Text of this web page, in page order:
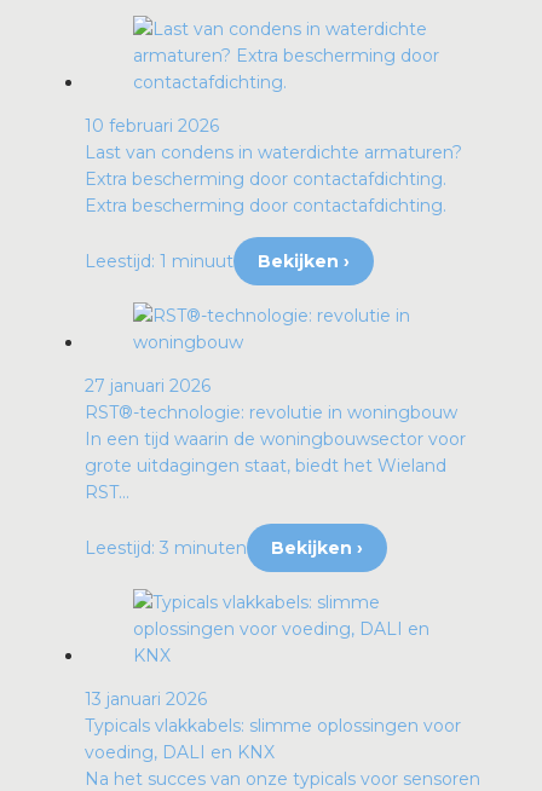
10 februari 2026
Last van condens in waterdichte armaturen?
Extra bescherming door contactafdichting.
Extra bescherming door contactafdichting.
Leestijd: 1 minuut Bekijken ›
27 januari 2026
RST®-technologie: revolutie in woningbouw
In een tijd waarin de woningbouwsector voor
grote uitdagingen staat, biedt het Wieland
RST...
Leestijd: 3 minuten Bekijken ›
13 januari 2026
Typicals vlakkabels: slimme oplossingen voor
voeding, DALI en KNX
Na het succes van onze typicals voor sensoren